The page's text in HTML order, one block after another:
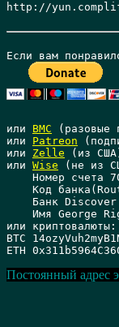
http://
или BMC (разовые
или Patreon
или Zelle (из
или Wise (не из
Номер счета
Код
Банк
Имя George
или криптовалюты:
BTC
Постоянный адрес